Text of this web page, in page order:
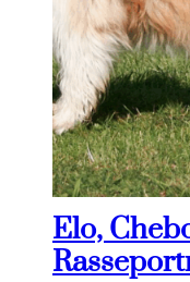
Elo,